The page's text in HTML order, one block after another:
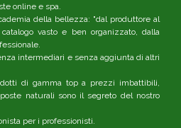
online e spa.
della bellezza: "dal produttore al
vasto e ben organizzato, dalla
intermediari e senza aggiunta di altri
di gamma top a prezzi imbattibili,
naturali sono il segreto del nostro
per i professionisti.